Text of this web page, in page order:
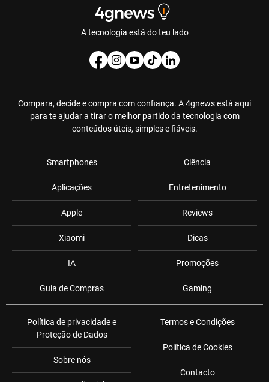
A tecnologia está do teu lado
Compara, decide e compra com confiança. A 4gnews está aqui
para te ajudar a tirar o melhor partido da tecnologia com
conteúdos úteis, simples e fiáveis.
Smartphones
Aplicações
Apple
Xiaomi
IA
Guia de Compras
Ciência
Entretenimento
Reviews
Dicas
Promoções
Gaming
Política de privacidade e
Proteção de Dados
Sobre nós
Termos e Condições
Política de Cookies
Contacto